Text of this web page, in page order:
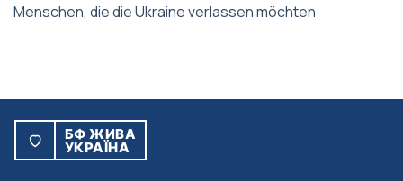
Menschen, die die Ukraine verlassen möchten
БФ ЖИВА
УКРАЇНА